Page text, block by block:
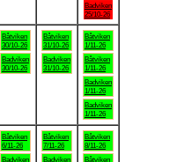
Badviken
25/10-26
Båtviken
30/10-26
Badviken
30/10-26
Båtviken
31/10-26
Badviken
31/10-26
Båtviken
1/11-26
Båtviken
1/11-26
Badviken
1/11-26
Badviken
1/11-26
Båtviken
6/11-26
Badviken
Båtviken
7/11-26
Badviken
Båtviken
8/11-26
Båtviken